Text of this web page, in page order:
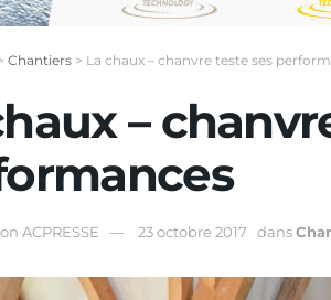
Chantiers > La chaux – chanvre teste ses
–
ACPRESSE 23 octobre 2017 dans